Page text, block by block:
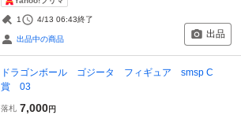
1 4/13 06:43終了
出品中の商品 出品
ドラゴンボール ゴジータ フィギュア smsp C
賞 03
落札 7,000円